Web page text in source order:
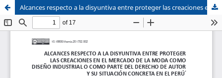
Sistema de
Bibliotecas
Facultad de
Derecho
Alcances respecto a la disyuntiva entre proteger las creaciones en el mercado de la moda como diseño industrial o como parte del derecho de autor y su situación concreta en el Perú